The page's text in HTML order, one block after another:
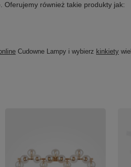
. Oferujemy również takie produkty jak:
Cudowne Lampy i wybierz kinkiety